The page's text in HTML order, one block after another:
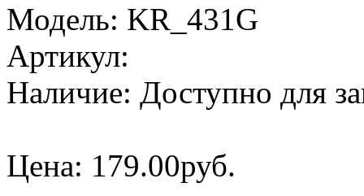
Модель: KR_431G
Артикул:
Наличие: Доступно для
Цена: 179.00руб.